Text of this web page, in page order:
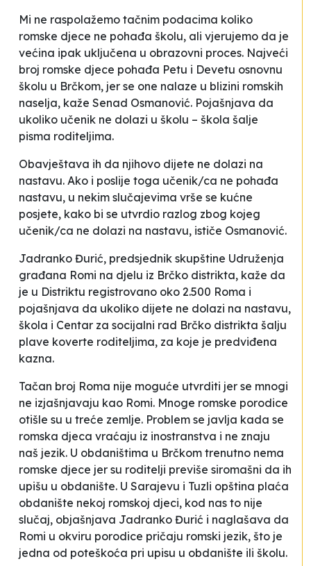
Mi ne raspolažemo tačnim podacima koliko
romske djece ne pohađa školu, ali vjerujemo da je
većina ipak uključena u obrazovni proces. Najveći
broj romske djece pohađa Petu i Devetu osnovnu
školu u Brčkom, jer se one nalaze u blizini romskih
naselja, kaže Senad Osmanović. Pojašnjava da
ukoliko učenik ne dolazi u školu – škola šalje
pisma roditeljima.
Obavještava ih da njihovo dijete ne dolazi na
nastavu. Ako i poslije toga učenik/ca ne pohađa
nastavu, u nekim slučajevima vrše se kućne
posjete, kako bi se utvrdio razlog zbog kojeg
učenik/ca ne dolazi na nastavu, ističe Osmanović.
Jadranko Đurić, predsjednik skupštine Udruženja
građana Romi na djelu iz Brčko distrikta, kaže da
je u Distriktu registrovano oko 2.500 Roma i
pojašnjava da ukoliko dijete ne dolazi na nastavu,
škola i Centar za socijalni rad Brčko distrikta šalju
plave koverte roditeljima, za koje je predviđena
kazna.
Tačan broj Roma nije moguće utvrditi jer se mnogi
ne izjašnjavaju kao Romi. Mnoge romske porodice
otišle su u treće zemlje. Problem se javlja kada se
romska djeca vraćaju iz inostranstva i ne znaju
naš jezik. U obdaništima u Brčkom trenutno nema
romske djece jer su roditelji previše siromašni da ih
upišu u obdanište. U Sarajevu i Tuzli opština plaća
obdanište nekoj romskoj djeci, kod nas to nije
slučaj, objašnjava Jadranko Đurić i naglašava da
Romi u okviru porodice pričaju romski jezik, što je
jedna od poteškoća pri upisu u obdanište ili školu.